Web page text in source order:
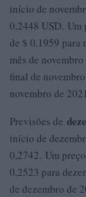
início de
0,2448 USD. Um
de $ 0,1959 para
mês de
final de
novembro de
Previsões de
início de
0,2742. Um
0,2523 para
de dezembro de